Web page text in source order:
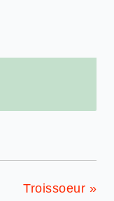
Troissoeur »